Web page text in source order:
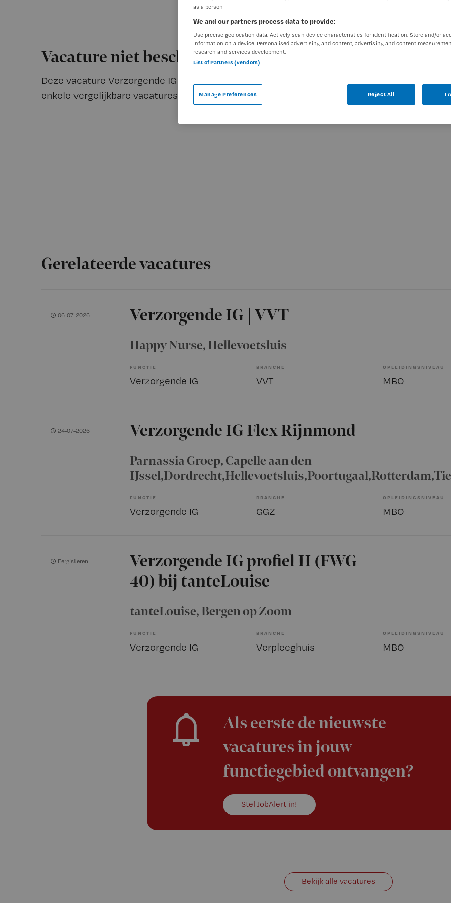
Vacature niet beschikbaar
Deze vacature Verzorgende IG bij Maandag is niet meer actueel. Hieronder staan
enkele vergelijkbare vacatures die voor u wellicht interessant zijn.
Gerelateerde vacatures
06-07-2026 Verzorgende IG | VVT
Happy Nurse, Hellevoetsluis
FUNCTIE
Verzorgende IG
BRANCHE
VVT
OPLEIDINGSNIVEAU
MBO
24-07-2026 Verzorgende IG Flex Rijnmond
Parnassia Groep, Capelle aan den
FUNCTIE
Verzorgende IG
BRANCHE
GGZ
OPLEIDINGSNIVEAU
MBO
Eergisteren
Verzorgende IG profiel II (FWG
40) bij tanteLouise
tanteLouise, Bergen op Zoom
FUNCTIE
Verzorgende IG
BRANCHE
Verpleeghuis
OPLEIDINGSNIVEAU
MBO
Als eerste de nieuwste
vacatures in jouw
functiegebied ontvangen?
Stel JobAlert in!
Bekijk alle vacatures
as a person
We and our partners process data to provide:
Use precise geolocation data. Actively scan device characteristics for identification. Store and/or
information on a device. Personalised advertising and content, advertising and content
research and services development.
List of Partners (vendors)
Manage Preferences Reject All I